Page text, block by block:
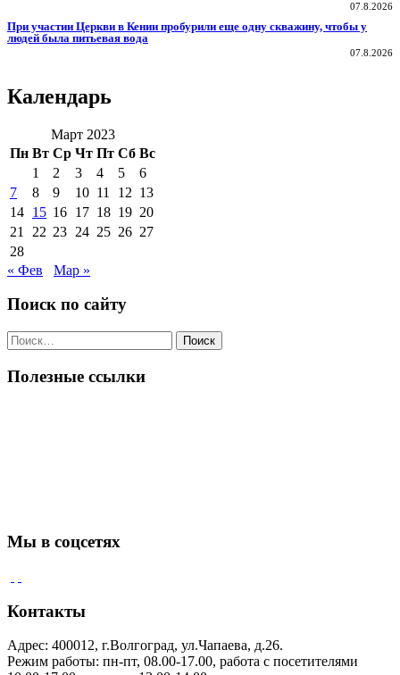
07.8.2026
При участии Церкви в Кении пробурили еще одну скважину, чтобы у
людей была питьевая вода
07.8.2026
Календарь
Март 2023
Пн Вт Ср Чт Пт Сб Вс
1
2 3 4 5
6
7
8 9 10 11 12 13
14 15 16 17 18 19 20
21
22 23 24 25 26 27
28
« Фев
Мар »
Поиск по сайту
Поиск
по:
Полезные ссылки
Мы в соцсетях
Контакты
Адрес: 400012, г.Волгоград, ул.Чапаева, д.26.
Режим работы: пн-пт, 08.00-17.00, работа с посетителями